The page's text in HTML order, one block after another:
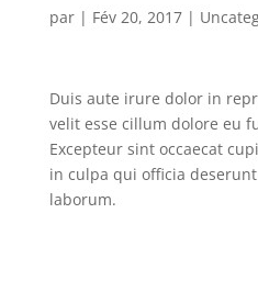
par | Fév 20, 2017|
Duis aute irure dolor in
velit esse cillum dolore eu
Excepteur sint occaecat
in culpa qui officia
laborum.